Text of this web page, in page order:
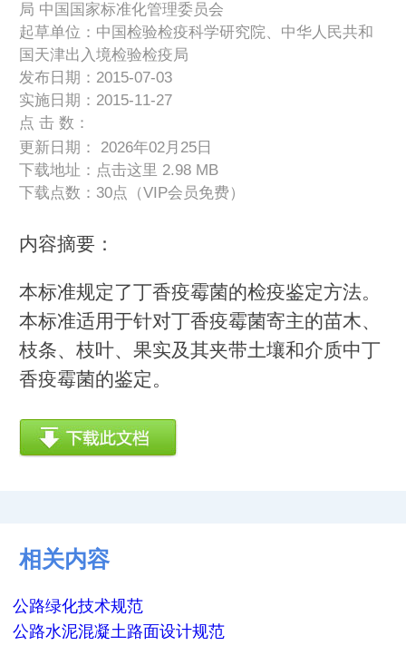
局 中国国家标准化管理委员会
起草单位：中国检验检疫科学研究院、中华人民共和
国天津出入境检验检疫局
发布日期：2015-07-03
实施日期：2015-11-27
点 击 数：
更新日期： 2026年02月25日
下载地址： 点击这里 2.98 MB
下载点数：30点（VIP会员免费）
内容摘要：
本标准规定了丁香疫霉菌的检疫鉴定方法。
本标准适用于针对丁香疫霉菌寄主的苗木、
枝条、枝叶、果实及其夹带土壤和介质中丁
香疫霉菌的鉴定。
相关内容
公路绿化技术规范
公路水泥混凝土路面设计规范